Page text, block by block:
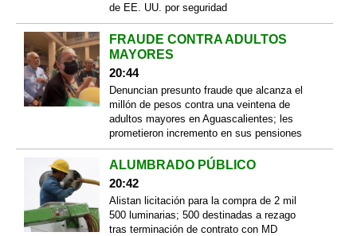
de EE. UU. por seguridad
FRAUDE CONTRA ADULTOS
MAYORES
20:44
Denuncian presunto fraude que alcanza el
millón de pesos contra una veintena de
adultos mayores en Aguascalientes; les
prometieron incremento en sus pensiones
ALUMBRADO PÚBLICO
20:42
Alistan licitación para la compra de 2 mil
500 luminarias; 500 destinadas a rezago
tras terminación de contrato con MD